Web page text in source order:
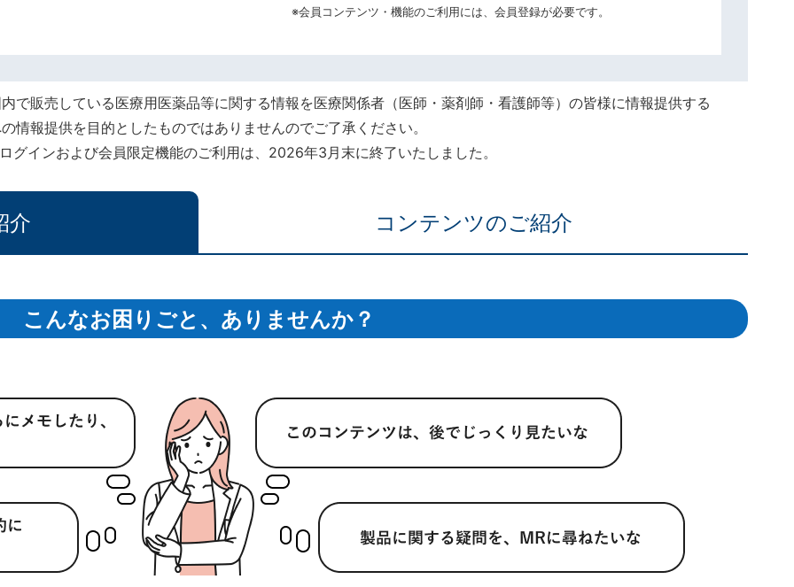
※会員コンテンツ・機能のご利用には、会員登録が必要です。
で販売している医療用医薬品等に関する情報を医療関係者（医師・薬剤師・看護師等）の皆様に情報提供する
情報提供を目的としたものではありませんのでご了承ください。
インおよび会員限定機能のご利用は、2026年3月末に終了いたしました。
介 コンテンツのご紹介
こんなお困りごと、ありませんか？